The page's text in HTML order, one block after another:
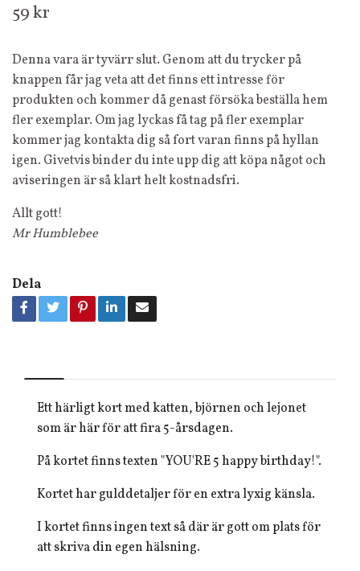
59 kr
Denna vara är tyvärr slut. Genom att du trycker på
knappen får jag veta att det finns ett intresse för
produkten och kommer då genast försöka beställa hem
fler exemplar. Om jag lyckas få tag på fler exemplar
kommer jag kontakta dig så fort varan finns på hyllan
igen. Givetvis binder du inte upp dig att köpa något och
aviseringen är så klart helt kostnadsfri.
Allt gott!
Mr Humblebee
Dela
Ett härligt kort med katten, björnen och lejonet
som är här för att fira 5-årsdagen.
På kortet finns texten "YOU'RE 5 happy birthday!".
Kortet har gulddetaljer för en extra lyxig känsla.
I kortet finns ingen text så där är gott om plats för
att skriva din egen hälsning.